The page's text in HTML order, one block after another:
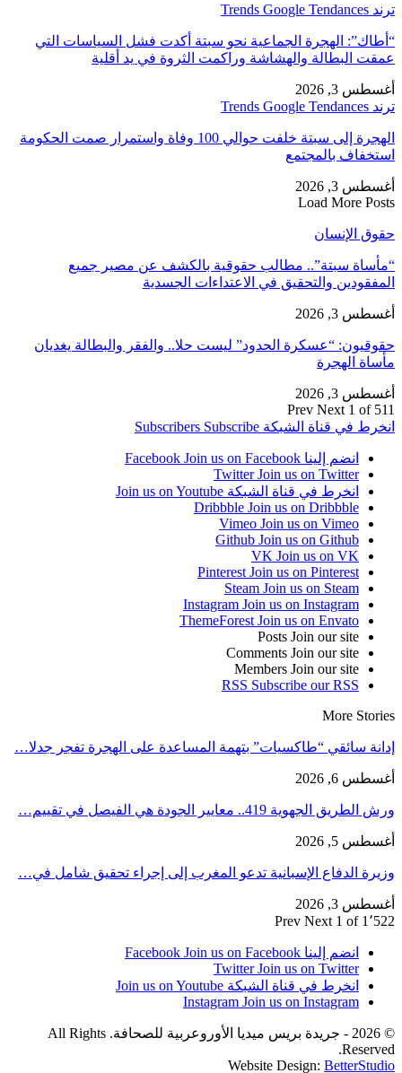
ترند Trends Google Tendances
“أطاك”: الهجرة الجماعية نحو سبتة أكدت فشل السياسات التي
عمقت البطالة والهشاشة وراكمت الثروة في يد أقلية
أغسطس 3, 2026
ترند Trends Google Tendances
الهجرة إلى سبتة خلفت حوالي 100 وفاة واستمرار صمت الحكومة
استخفاف بالمجتمع
أغسطس 3, 2026
Load More Posts
حقوق الإنسان
“مأساة سبتة”.. مطالب حقوقية بالكشف عن مصير جميع
المفقودين والتحقيق في الاعتداءات الجسدية
أغسطس 3, 2026
حقوقيون: “عسكرة الحدود” ليست حلا.. والفقر والبطالة يغديان
مأساة الهجرة
أغسطس 3, 2026
Prev Next 1 of 511
انخرط في قناة الشبكة
Subscribers Subscribe
انضم إلينا Facebook Join us on Facebook
Twitter Join us on Twitter
انخرط في قناة الشبكة Join us on Youtube
Dribbble Join us on Dribbble
Vimeo Join us on Vimeo
Github Join us on Github
VK Join us on VK
Pinterest Join us on Pinterest
Steam Join us on Steam
Instagram Join us on Instagram
ThemeForest Join us on Envato
Posts Join our site
Comments Join our site
Members Join our site
RSS Subscribe our RSS
More Stories
إدانة سائقي “طاكسيات” بتهمة المساعدة على الهجرة تفجر جدلا…
أغسطس 6, 2026
ورش الطريق الجهوية 419.. معايير الجودة هي الفيصل في تقييم…
أغسطس 5, 2026
وزيرة الدفاع الإسبانية تدعو المغرب إلى إجراء تحقيق شامل في…
أغسطس 3, 2026
Prev Next 1 of 1٬522
انضم إلينا Facebook Join us on Facebook
Twitter Join us on Twitter
انخرط في قناة الشبكة Join us on Youtube
Instagram Join us on Instagram
© 2026 - جريدة بريس ميديا الأوروعربية للصحافة. All Rights
Reserved.
Website Design: BetterStudio